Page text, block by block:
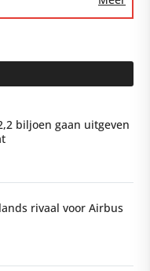
biljoen gaan uitgeven
rivaal voor Airbus